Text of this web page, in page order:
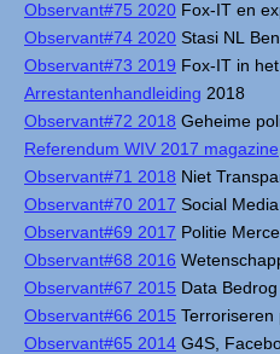
Observant#75 2020 Fox-IT en
Observant#74 2020 Stasi NL
Observant#73 2019 Fox-IT in
Arrestantenhandleiding 2018
Observant#72 2018 Geheime
Referendum WIV 2017 magazine
Observant#71 2018 Niet
Observant#70 2017 Social
Observant#69 2017 Politie
Observant#68 2016
Observant#67 2015 Data Bedrog
Observant#66 2015 Terroriseren
Observant#65 2014 G4S,